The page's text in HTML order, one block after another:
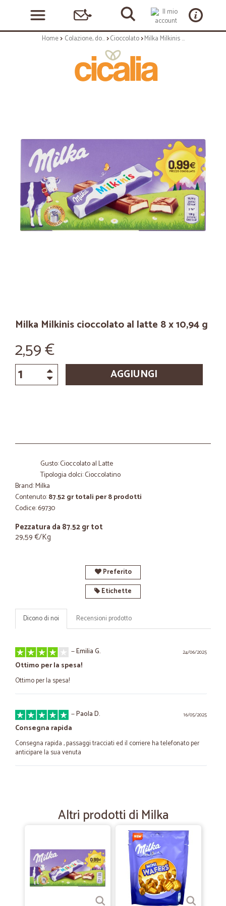
Home Colazione, dolciumi e snack Cioccolato Milka Milkinis cioccolato al latte 8 x 10,94 g
Milka Milkinis cioccolato al latte 8 x 10,94 g
2,59 €
AGGIUNGI
Gusto: Cioccolato al Latte
Tipologia dolci: Cioccolatino
Brand: Milka
Contenuto:87.52 gr totali per 8 prodotti
Codice: 69730
Pezzatura da 87.52 gr tot
29,59 €/Kg
Preferito
Etichette
Dicono di noi Recensioni prodotto
24/06/2025
—Emilia G.
Ottimo per la spesa!
Ottimo per la spesa!
16/05/2025
—Paola D.
Consegna rapida
Consegna rapida , passaggi tracciati ed il corriere ha telefonato per
anticipare la sua venuta
Puntualissimo e tutto in ordine!!
13/11/2021
—Gabriella M.
Arrivo del pacco come richiesto
Arrivo del pacco come richiesto, con imballo perfetto.
Altri prodotti di Milka